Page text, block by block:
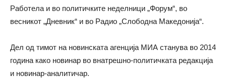
Работела и во политичките неделници „Форум“, во
весникот „Дневник“ и во Радио „Слободна Македонија“.
Дел од тимот на новинската агенција МИА станува во 2014
година како новинар во внатрешно-политичката редакција
и новинар-аналитичар.